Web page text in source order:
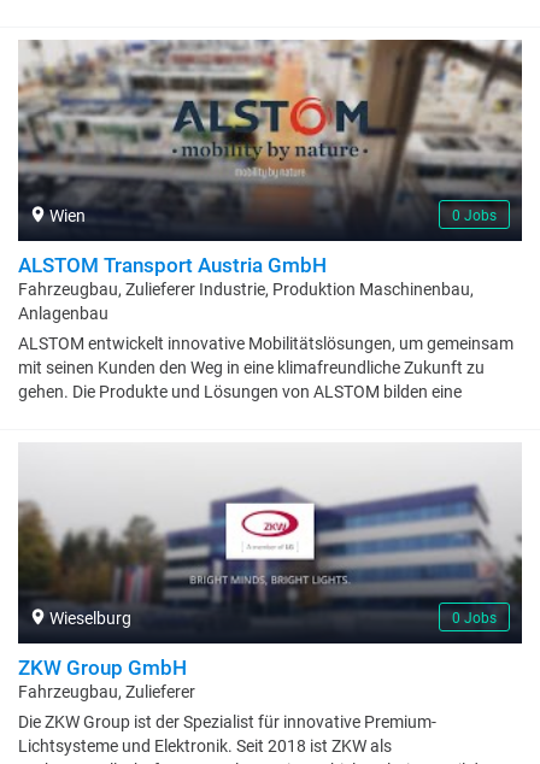
und internationaler Bauwerke. Unsere Stärke? Es sind die
Menschen, die für uns zählen, denn Bauen ist ein People Business.
Wir wissen: Was uns so erfolgreich macht, sind unsere
Mitarbeiter*innen. Unsere Leidenschaft? Eine lebenswerte Zukunft
liegt uns am Herzen und Zielstrebigkeit im Blut. Deshalb suchen wir
gemeinsam mit unseren Kund*innen immer nach neuen Wegen und
noch besseren Lösungen. Unsere Erfahrung, unsere
Mitarbeiter*innen und unsere Zielstrebigkeit, machen uns zu dem,
0 Jobs
Wien
ALSTOM Transport Austria GmbH
Fahrzeugbau, Zulieferer Industrie, Produktion Maschinenbau,
Anlagenbau
ALSTOM entwickelt innovative Mobilitätslösungen, um gemeinsam
mit seinen Kunden den Weg in eine klimafreundliche Zukunft zu
gehen. Die Produkte und Lösungen von ALSTOM bilden eine
Straßenbahnen über integrierte Systeme, personalisierte
Serviceleistungen, Infrastruktur und Signaltechnik bis hin zu
digitalen Mobilitätslösungen. ALSTOM mit Hauptsitz in Frankreich
ist in 63 Ländern vertreten und beschäftigt mehr als 80.000
Mitarbeiter und Mitarbeiterinnen. Das Unternehmen Bombardier
wurde 2021 von ALSTOM übernommen. ALSTOM in Wien ist
weltweites Kompetenzzentrum für Straßen- und Stadtbahnen und
beschäftigt rund 780 MitarbeiterInnen, die die gesamte
Wertschöpfungskette - vom ersten Kundenkontakt über die
Entwicklung, Montage, Komponentenfertigung bis zur Betreuung
nach der Inbetriebnahme der Fahrzeuge bei unseren Kunden
abdecken.
0 Jobs
Wieselburg
ZKW Group GmbH
Fahrzeugbau, Zulieferer
Die ZKW Group ist der Spezialist für innovative Premium-
Lichtsysteme und Elektronik. Seit 2018 ist ZKW als